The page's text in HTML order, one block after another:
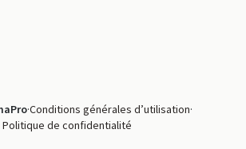
·Conditions générales d’utilisation·
Politique de confidentialité